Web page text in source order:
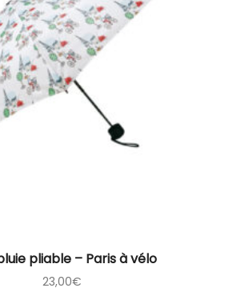
pliable – Paris à vélo
23,00€